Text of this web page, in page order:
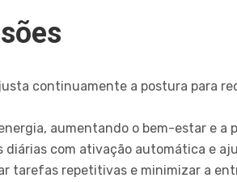
continuamente a postura para
aumentando o bem-estar e
com ativação automática e
tarefas repetitivas e minimizar a